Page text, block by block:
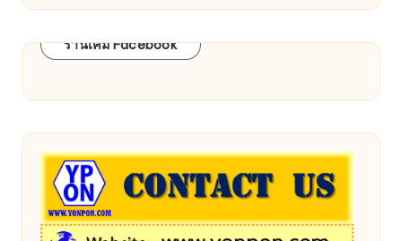
ร้านเคมี Facebook